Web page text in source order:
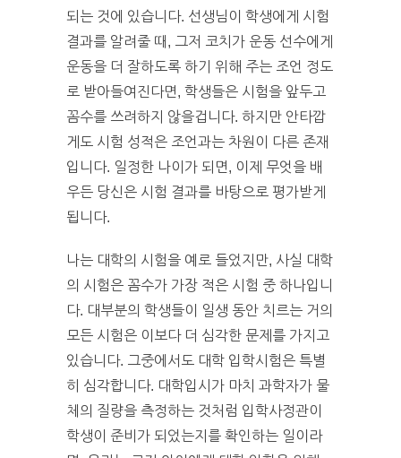
되는 것에 있습니다. 선생님이 학생에게 시험
결과를 알려줄 때, 그저 코치가 운동 선수에게
운동을 더 잘하도록 하기 위해 주는 조언 정도
로 받아들여진다면, 학생들은 시험을 앞두고
꼼수를 쓰려하지 않을겁니다. 하지만 안타깝
게도 시험 성적은 조언과는 차원이 다른 존재
입니다. 일정한 나이가 되면, 이제 무엇을 배
우든 당신은 시험 결과를 바탕으로 평가받게
됩니다.
나는 대학의 시험을 예로 들었지만, 사실 대학
의 시험은 꼼수가 가장 적은 시험 중 하나입니
다. 대부분의 학생들이 일생 동안 치르는 거의
모든 시험은 이보다 더 심각한 문제를 가지고
있습니다. 그중에서도 대학 입학시험은 특별
히 심각합니다. 대학입시가 마치 과학자가 물
체의 질량을 측정하는 것처럼 입학사정관이
학생이 준비가 되었는지를 확인하는 일이라